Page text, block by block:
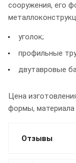
сооружения, его
уголок;
профильные
двутавровые
Цена
формы, материала
Отзывы